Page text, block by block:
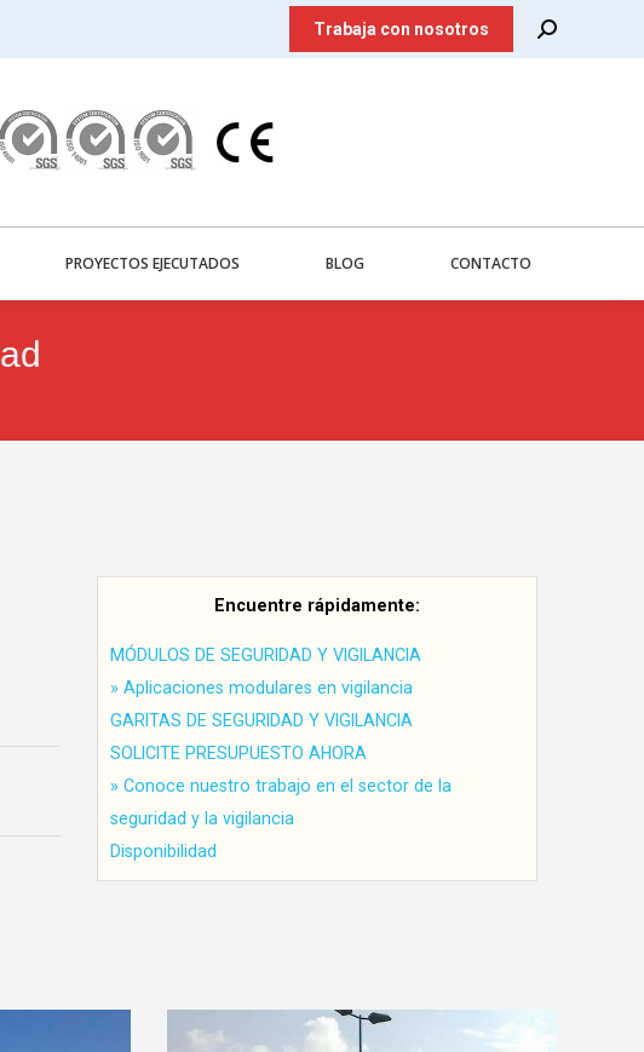
Trabaja con nosotros Search:
PROYECTOS EJECUTADOS BLOG CONTACTO
Encuentre rápidamente:
MÓDULOS DE SEGURIDAD Y VIGILANCIA
» Aplicaciones modulares en vigilancia
GARITAS DE SEGURIDAD Y VIGILANCIA
SOLICITE PRESUPUESTO AHORA
» Conoce nuestro trabajo en el sector de la
seguridad y la vigilancia
Disponibilidad